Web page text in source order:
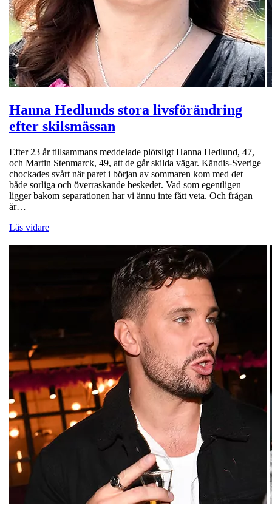
Hanna Hedlunds stora livsförändring
efter skilsmässan
Efter 23 år tillsammans meddelade plötsligt Hanna Hedlund, 47,
och Martin Stenmarck, 49, att de går skilda vägar. Kändis-Sverige
chockades svårt när paret i början av sommaren kom med det
både sorliga och överraskande beskedet. Vad som egentligen
ligger bakom separationen har vi ännu inte fått veta. Och frågan
är…
Läs vidare